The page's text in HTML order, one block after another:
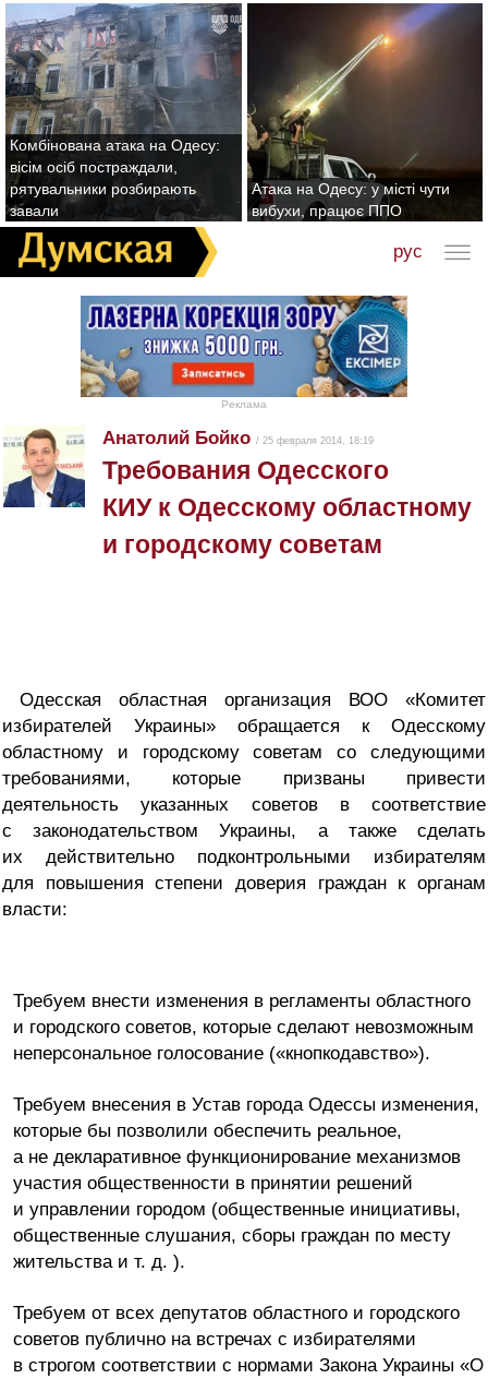
Комбінована атака на Одесу:
вісім осіб постраждали,
рятувальники розбирають
завали
Атака на Одесу: у місті чути
вибухи, працює ППО
рус
Реклама
Анатолий Бойко / 25 февраля 2014, 18:19
Требования Одесского
КИУ к Одесскому областному
и городскому советам
Одесская областная организация ВОО «Комитет
избирателей Украины» обращается к Одесскому
областному и городскому советам со следующими
требованиями, которые призваны привести
деятельность указанных советов в соответствие
с законодательством Украины, а также сделать
их действительно подконтрольными избирателям
для повышения степени доверия граждан к органам
власти:
Требуем внести изменения в регламенты областного
и городского советов, которые сделают невозможным
неперсональное голосование («кнопкодавство»).
Требуем внесения в Устав города Одессы изменения,
которые бы позволили обеспечить реальное,
а не декларативное функционирование механизмов
участия общественности в принятии решений
и управлении городом (общественные инициативы,
общественные слушания, сборы граждан по месту
жительства и т. д. ).
Требуем от всех депутатов областного и городского
советов публично на встречах с избирателями
в строгом соответствии с нормами Закона Украины «О